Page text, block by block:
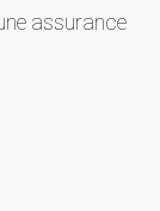
assurance